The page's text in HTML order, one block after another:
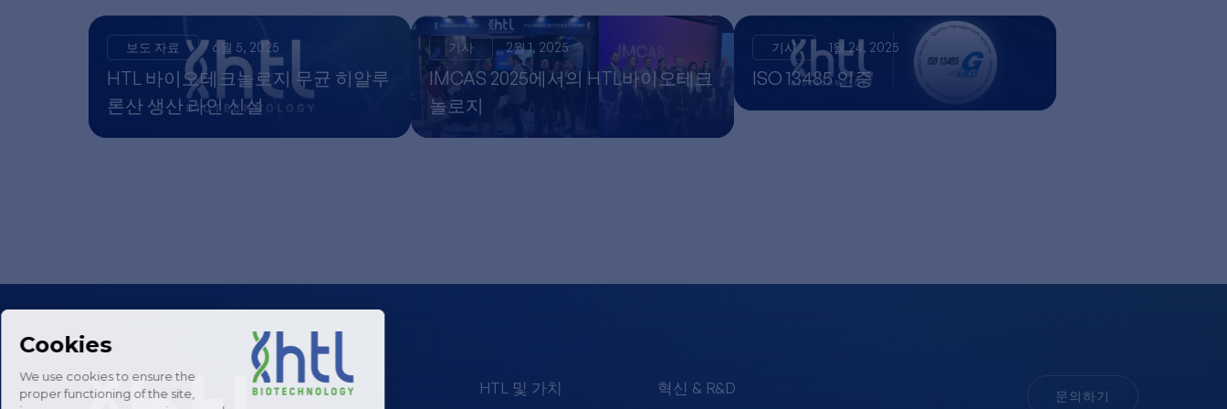
보도 자료 6월 5, 2025
HTL 바이오테크놀로지 무균 히알루
론산 생산 라인 신설
기사 2월 1, 2025
IMCAS 2025에서의 HTL바이오테크
놀로지
기사 1월 24, 2025
ISO 13485 인증
HTL 및 가치 혁신 & R&D 문의하기